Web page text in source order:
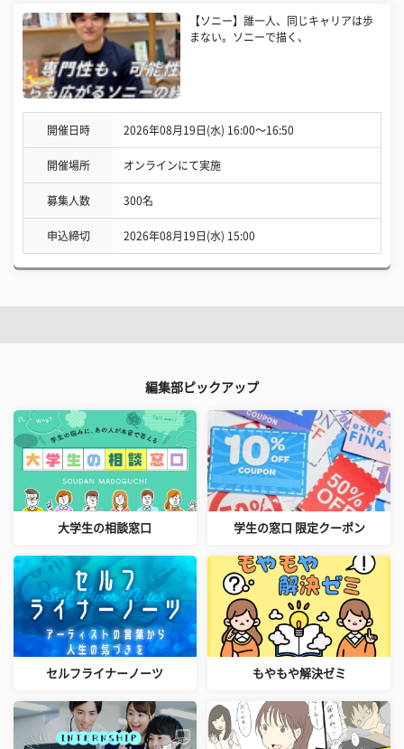
【ソニー】誰一人、同じキャリアは歩
まない。ソニーで描く、
開催日時 2026年08月19日(水) 16:00〜16:50
開催場所 オンラインにて実施
募集人数 300名
申込締切 2026年08月19日(水) 15:00
編集部ピックアップ
大学生の相談窓口 学生の窓口 限定クーポン
セルフライナーノーツ もやもや解決ゼミ